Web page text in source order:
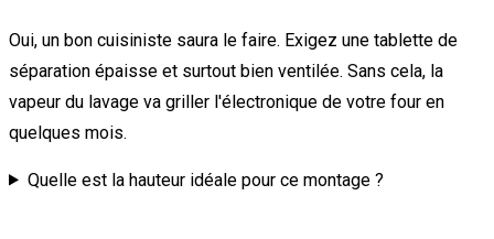
Oui, un bon cuisiniste saura le faire. Exigez une tablette de
séparation épaisse et surtout bien ventilée. Sans cela, la
vapeur du lavage va griller l'électronique de votre four en
quelques mois.
Quelle est la hauteur idéale pour ce montage ?